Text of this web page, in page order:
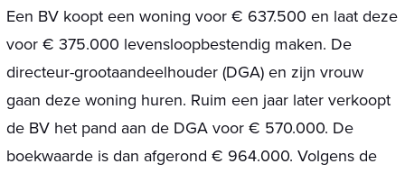
Een BV koopt een woning voor € 637.500 en laat deze
voor € 375.000 levensloopbestendig maken. De
directeur-grootaandeelhouder (DGA) en zijn vrouw
gaan deze woning huren. Ruim een jaar later verkoopt
de BV het pand aan de DGA voor € 570.000. De
boekwaarde is dan afgerond € 964.000. Volgens de